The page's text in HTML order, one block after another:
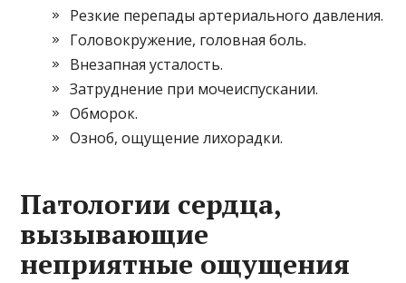
Резкие перепады артериального давления.
Головокружение, головная боль.
Внезапная усталость.
Затруднение при мочеиспускании.
Обморок.
Озноб, ощущение лихорадки.
Патологии сердца,
вызывающие
неприятные ощущения